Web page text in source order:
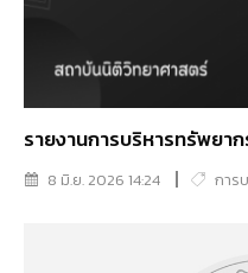
รายงานการบริหารทรัพยา
8 มิ.ย. 2026 14:24 การ